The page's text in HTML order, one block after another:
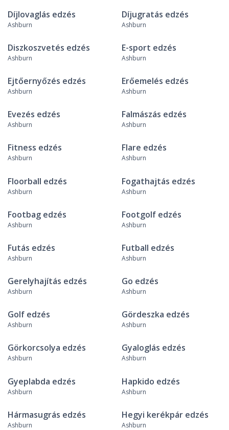
Díjlovaglás edzés
Ashburn
Díjugratás edzés
Ashburn
Diszkoszvetés edzés
Ashburn
E-sport edzés
Ashburn
Ejtőernyőzés edzés
Ashburn
Erőemelés edzés
Ashburn
Evezés edzés
Ashburn
Falmászás edzés
Ashburn
Fitness edzés
Ashburn
Flare edzés
Ashburn
Floorball edzés
Ashburn
Fogathajtás edzés
Ashburn
Footbag edzés
Ashburn
Footgolf edzés
Ashburn
Futás edzés
Ashburn
Futball edzés
Ashburn
Gerelyhajítás edzés
Ashburn
Go edzés
Ashburn
Golf edzés
Ashburn
Gördeszka edzés
Ashburn
Görkorcsolya edzés
Ashburn
Gyaloglás edzés
Ashburn
Gyeplabda edzés
Ashburn
Hapkido edzés
Ashburn
Hármasugrás edzés
Ashburn
Hegyi kerékpár edzés
Ashburn